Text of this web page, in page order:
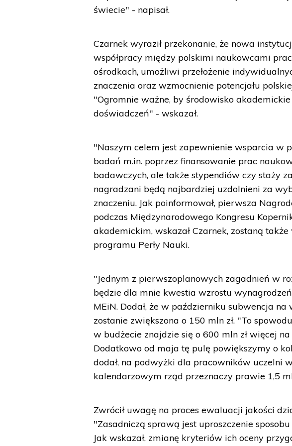
świecie" - napisał.
Czarnek wyraził przekonanie, że nowa
współpracy między polskimi naukowcami
ośrodkach, umożliwi przełożenie
znaczenia oraz wzmocnienie potencjału
"Ogromnie ważne, by środowisko
doświadczeń" - wskazał.
"Naszym celem jest zapewnienie wsparcia
badań m.in. poprzez finansowanie prac
badawczych, ale także stypendiów czy staży
nagradzani będą najbardziej uzdolnieni za
znaczeniu. Jak poinformował, pierwsza
podczas Międzynarodowego Kongresu
akademickim, wskazał Czarnek, zostaną
programu Perły Nauki.
"Jednym z pierwszoplanowych zagadnień w
będzie dla mnie kwestia wzrostu
MEiN. Dodał, że w październiku subwencja
zostanie zwiększona o 150 mln zł. "To
w budżecie znajdzie się o 600 mln zł więcej
Dodatkowo od maja tę pulę powiększymy o
dodał, na podwyżki dla pracowników uczelni
kalendarzowym rząd przeznaczy prawie 1,5
Zwrócił uwagę na proces ewaluacji jakości
"Zasadniczą sprawą jest uproszczenie
Jak wskazał, zmianę kryteriów ich oceny